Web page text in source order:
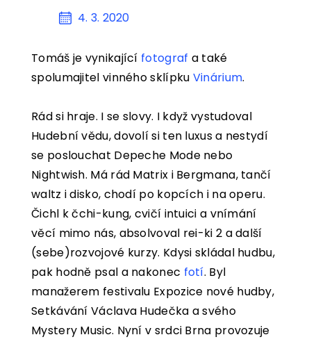
4. 3. 2020
Tomáš je vynikající fotograf a také
spolumajitel vinného sklípku Vinárium.
Rád si hraje. I se slovy. I když vystudoval
Hudební vědu, dovolí si ten luxus a nestydí
se poslouchat Depeche Mode nebo
Nightwish. Má rád Matrix i Bergmana, tančí
waltz i disko, chodí po kopcích i na operu.
Čichl k čchi-kung, cvičí intuici a vnímání
věcí mimo nás, absolvoval rei-ki 2 a další
(sebe)rozvojové kurzy. Kdysi skládal hudbu,
pak hodně psal a nakonec fotí. Byl
manažerem festivalu Expozice nové hudby,
Setkávání Václava Hudečka a svého
Mystery Music. Nyní v srdci Brna provozuje